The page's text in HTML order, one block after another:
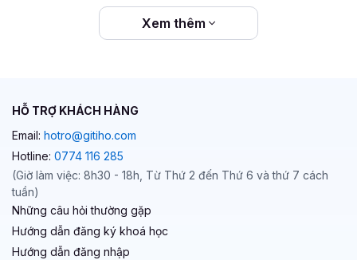
Xem thêm
HỖ TRỢ KHÁCH HÀNG
Email: hotro@gitiho.com
Hotline: 0774 116 285
(Giờ làm việc: 8h30 - 18h, Từ Thứ 2 đến Thứ 6 và thứ 7 cách
tuần)
Những câu hỏi thường gặp
Hướng dẫn đăng ký khoá học
Hướng dẫn đăng nhập